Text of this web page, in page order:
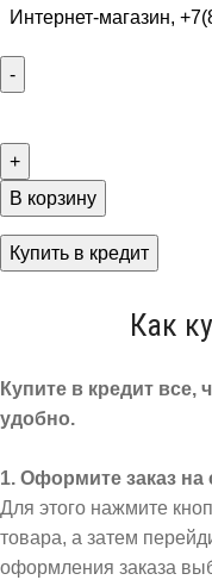
Интернет-магазин,
В корзину
Купить в кредит
Как
Купите в кредит все,
удобно.
1. Оформите заказ на
Для этого нажмите
товара, а затем
оформления заказа